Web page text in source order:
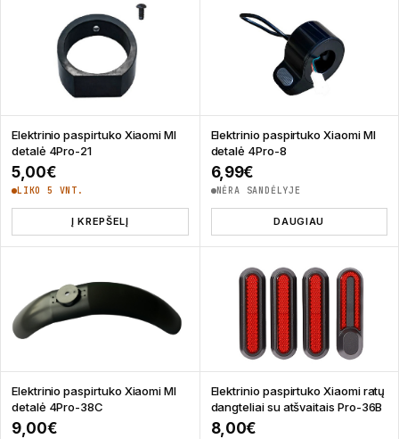
Elektrinio paspirtuko Xiaomi MI
detalė 4Pro-21
5,00€
LIKO 5 VNT.
Į KREPŠELĮ
Elektrinio paspirtuko Xiaomi MI
detalė 4Pro-8
6,99€
NĖRA SANDĖLYJE
DAUGIAU
Elektrinio paspirtuko Xiaomi MI
detalė 4Pro-38C
9,00€
Elektrinio paspirtuko Xiaomi ratų
dangteliai su atšvaitais Pro-36B
8,00€